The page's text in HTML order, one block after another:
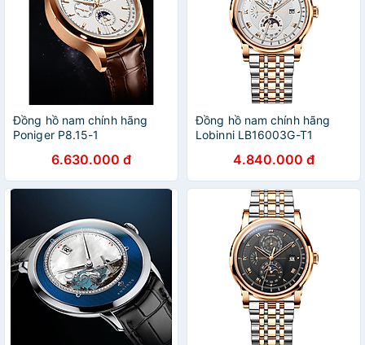
Đồng hồ nam chính hãng
Poniger P8.15-1
6.630.000 đ
Đồng hồ nam chính hãng
Lobinni LB16003G-T1
4.840.000 đ